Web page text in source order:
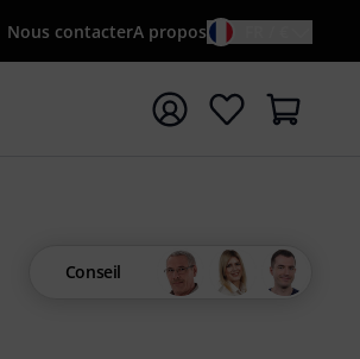
Nous contacterA propos
le terme de recherche
Conseil